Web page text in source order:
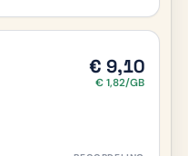
€ 9,10
€ 1,82/GB